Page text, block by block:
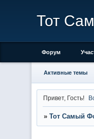
Тот
Форум
Активные темы
Привет, Гость!
» Тот Самый